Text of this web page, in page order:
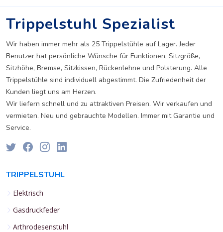
Trippelstuhl Spezialist
Wir haben immer mehr als 25 Trippelstühle auf Lager. Jeder
Benutzer hat persönliche Wünsche für Funktionen, Sitzgröße,
Sitzhöhe, Bremse, Sitzkissen, Rückenlehne und Polsterung. Alle
Trippelstühle sind individuell abgestimmt. Die Zufriedenheit der
Kunden liegt uns am Herzen.
Wir liefern schnell und zu attraktiven Preisen. Wir verkaufen und
vermieten. Neu und gebrauchte Modellen. Immer mit Garantie und
Service.
TRIPPELSTUHL
Elektrisch
Gasdruckfeder
Arthrodesenstuhl